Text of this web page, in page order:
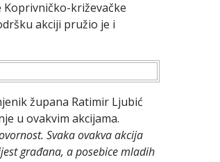
križevačke
akciji pružio je i
župana Ratimir Ljubić
u ovakvim akcijama.
Svaka ovakva akcija
građana, a posebice mladih